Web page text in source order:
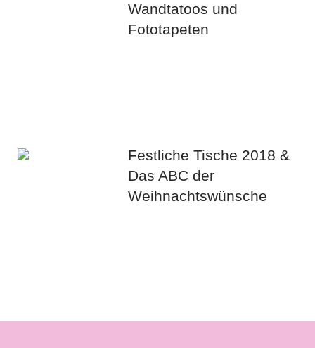
Wandtatoos und
Fototapeten
Festliche Tische 2018 &
Das ABC der
Weihnachtswünsche